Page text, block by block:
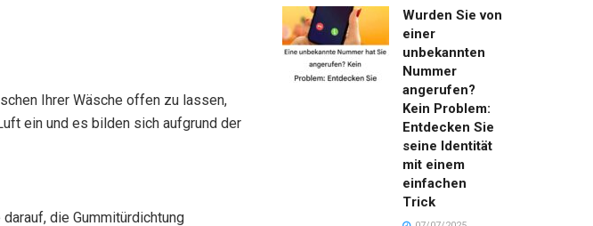
Ihrer Wäsche offen zu lassen,
ein und es bilden sich aufgrund der
die Gummitürdichtung
Wurden Sie von
einer
unbekannten
Nummer
angerufen?
Kein Problem:
Entdecken Sie
seine Identität
mit einem
einfachen
Trick